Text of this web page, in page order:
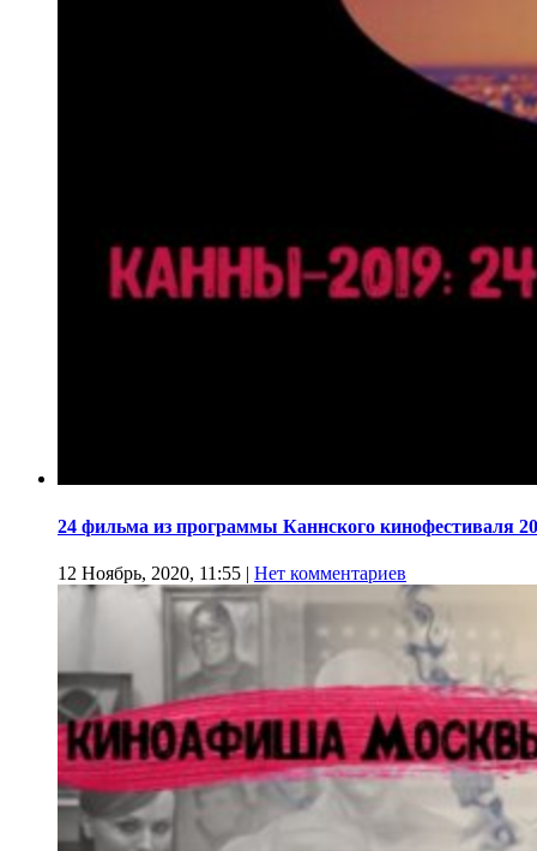
24 фильма из программы Каннского кинофестиваля
12 Ноябрь, 2020, 11:55 | Нет комментариев